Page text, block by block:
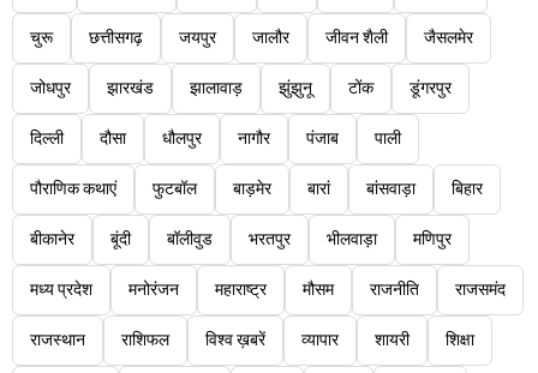
चुरू छत्तीसगढ़ जयपुर जालौर जीवन शैली जैसलमेर
जोधपुर झारखंड झालावाड़ झुंझुनू टोंक डूंगरपुर
दिल्ली दौसा धौलपुर नागौर पंजाब पाली
पौराणिक कथाएं फुटबॉल बाड़मेर बारां बांसवाड़ा बिहार
बीकानेर बूंदी बॉलीवुड भरतपुर भीलवाड़ा मणिपुर
मध्य प्रदेश मनोरंजन महाराष्ट्र मौसम राजनीति राजसमंद
राजस्थान राशिफल विश्व ख़बरें व्यापार शायरी शिक्षा